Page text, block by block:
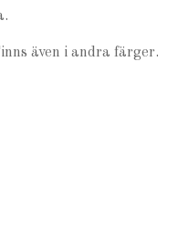
även i andra färger.